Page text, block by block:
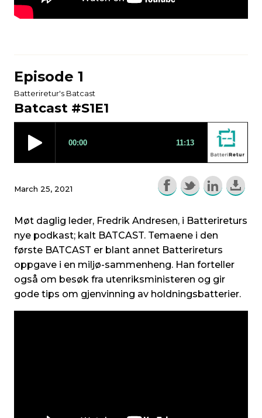
Episode 1
Batteriretur's Batcast
Batcast #S1E1
March 25, 2021
Møt daglig leder, Fredrik Andresen, i Batterireturs
nye podkast; kalt BATCAST. Temaene i den
første BATCAST er blant annet Batterireturs
oppgave i en miljø-sammenheng. Han forteller
også om besøk fra utenriksministeren og gir
gode tips om gjenvinning av holdningsbatterier.